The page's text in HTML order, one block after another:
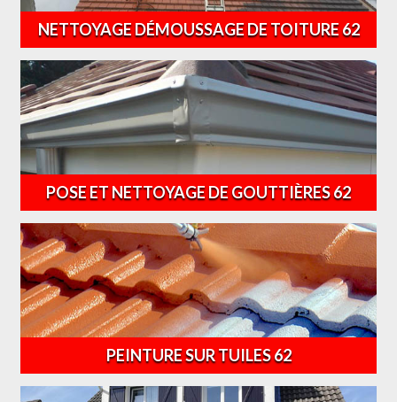
NETTOYAGE DÉMOUSSAGE DE TOITURE 62
POSE ET NETTOYAGE DE GOUTTIÈRES 62
PEINTURE SUR TUILES 62